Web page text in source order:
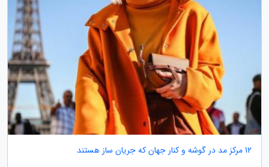
12 مرکز مد در گوشه و کنار جهان که جریان ساز هستند